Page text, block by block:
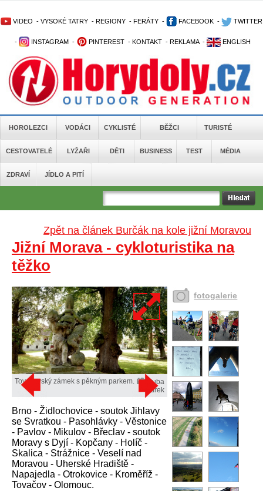
VIDEO - VYSOKÉ TATRY - REGIONY - FERÁTY - FACEBOOK - TWITTER
- INSTAGRAM - PINTEREST - KONTAKT - REKLAMA - ENGLISH
HOROLEZCI VODÁCI CYKLISTÉ BĚŽCI TURISTÉ
CESTOVATELÉ LYŽAŘI DĚTI BUSINESS TEST MÉDIA
ZDRAVÍ JÍDLO A PITÍ
Zpět na článek Burčák na kole jižní Moravou
Jižní Morava - cykloturistika na
těžko
Tovačovský zámek s pěkným parkem.
Kuba
Turek
Brno - Židlochovice - soutok Jihlavy
se Svratkou - Pasohlávky - Věstonice
- Pavlov - Mikulov - Břeclav - soutok
Moravy s Dyjí - Kopčany - Holíč -
Skalica - Strážnice - Veselí nad
Moravou - Uherské Hradiště -
Napajedla - Otrokovice - Kroměříž -
Tovačov - Olomouc.
fotogalerie